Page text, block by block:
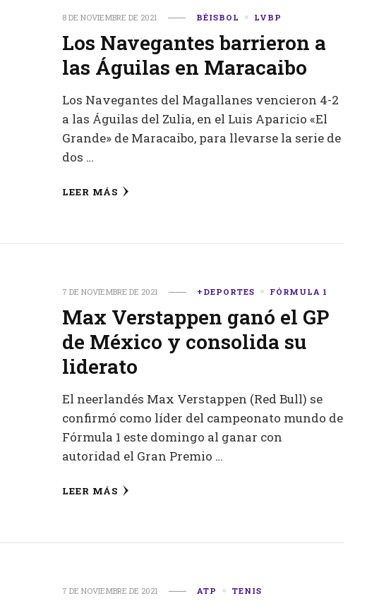
8 DE NOVIEMBRE DE 2021 BÉISBOL LVBP
Los Navegantes barrieron a
las Águilas en Maracaibo
Los Navegantes del Magallanes vencieron 4-2
a las Águilas del Zulia, en el Luis Aparicio «El
Grande» de Maracaibo, para llevarse la serie de
dos …
LEER MÁS
7 DE NOVIEMBRE DE 2021 +DEPORTES FÓRMULA 1
Max Verstappen ganó el GP
de México y consolida su
liderato
El neerlandés Max Verstappen (Red Bull) se
confirmó como líder del campeonato mundo de
Fórmula 1 este domingo al ganar con
autoridad el Gran Premio …
LEER MÁS
7 DE NOVIEMBRE DE 2021 ATP TENIS